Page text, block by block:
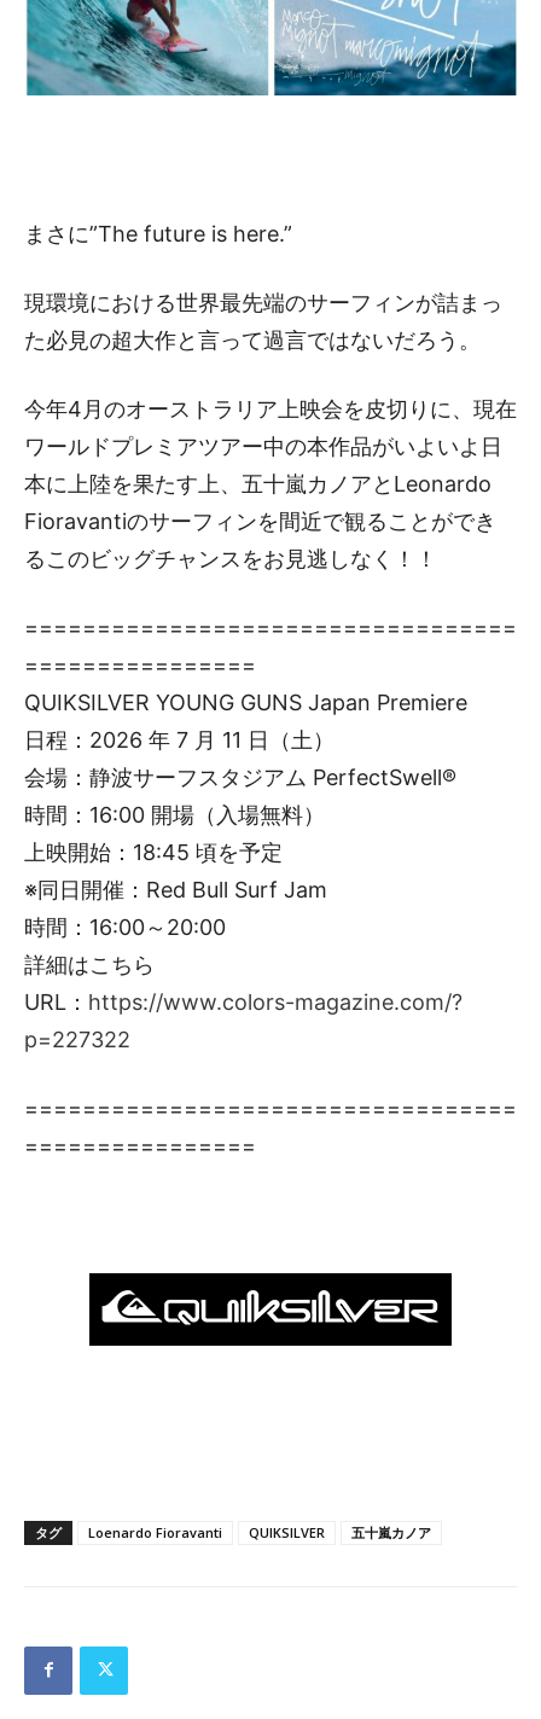
まさに”The future is here.”
現環境における世界最先端のサーフィンが詰まっ
た必見の超大作と言って過言ではないだろう。
今年4月のオーストラリア上映会を皮切りに、現在
ワールドプレミアツアー中の本作品がいよいよ日
本に上陸を果たす上、五十嵐カノアとLeonardo
Fioravantiのサーフィンを間近で観ることができ
るこのビッグチャンスをお見逃しなく！！
==================================
================
QUIKSILVER YOUNG GUNS Japan Premiere
日程：2026 年 7 月 11 日（土）
会場：静波サーフスタジアム PerfectSwell®
時間：16:00 開場（入場無料）
上映開始：18:45 頃を予定
※同日開催：Red Bull Surf Jam
時間：16:00～20:00
詳細はこちら
URL： https://www.colors-magazine.com/?
p=227322
==================================
================
タグ Loenardo Fioravanti QUIKSILVER 五十嵐カノア